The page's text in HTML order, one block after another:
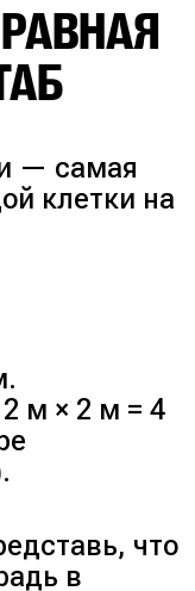
— самая
клетки на
м × 2 м = 4
что
в